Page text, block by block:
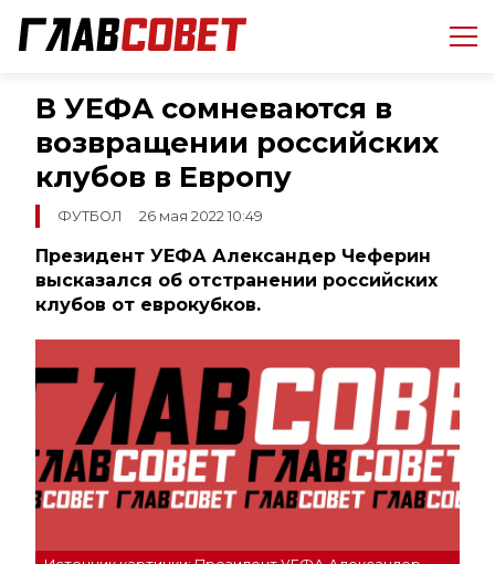
В УЕФА сомневаются в
возвращении российских
клубов в Европу
ФУТБОЛ 26 мая 2022 10:49
Президент УЕФА Александер Чеферин
высказался об отстранении российских
клубов от еврокубков.